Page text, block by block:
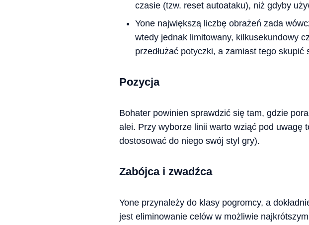
czasie (tzw. reset autoataku), niż gdyby
Yone największą liczbę obrażeń zada
wtedy jednak limitowany, kilkusekundowy
przedłużać potyczki, a zamiast tego
Pozycja
Bohater powinien sprawdzić się tam, gdzie
alei. Przy wyborze linii warto wziąć pod uwagę
dostosować do niego swój styl gry).
Zabójca i zwadźca
Yone przynależy do klasy pogromcy, a
jest eliminowanie celów w możliwie